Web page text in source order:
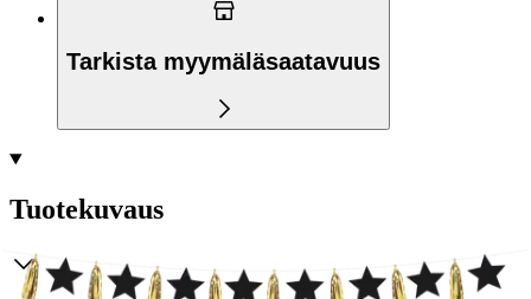
Tarkista myymäläsaatavuus
Tuotekuvaus